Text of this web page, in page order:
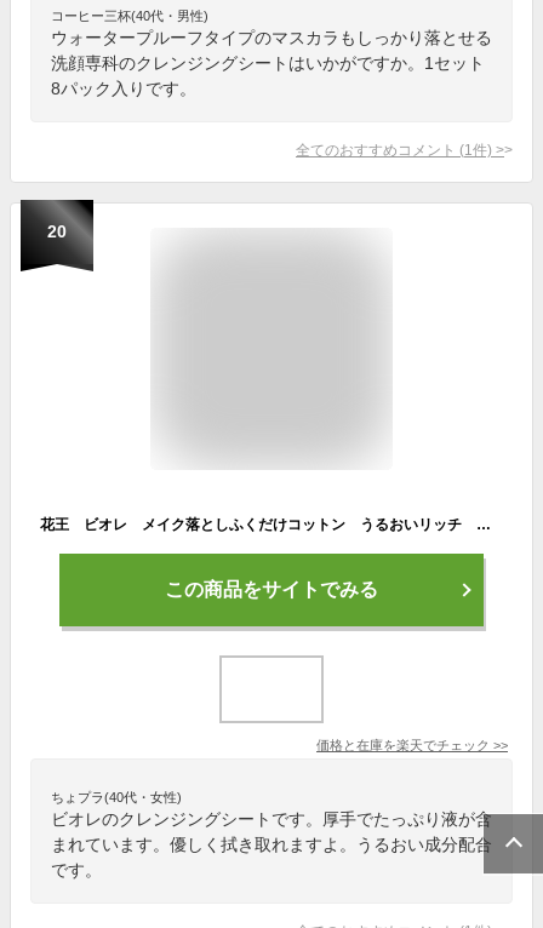
コーヒー三杯(40代・男性)
ウォータープルーフタイプのマスカラもしっかり落とせる
洗顔専科のクレンジングシートはいかがですか。1セット
8パック入りです。
全てのおすすめコメント (1 件) >
20
花王 ビオレ メイク落としふくだけコットン うるおいリッチ うるっとモイスト 携帯用 (10枚) クレンジング ふきとりシートタイプ 【kao1610T】
この商品をサイトでみる
価格と在庫を楽天でチェック >>
ちょプラ(40代・女性)
ビオレのクレンジングシートです。厚手でたっぷり液が含
まれています。優しく拭き取れますよ。うるおい成分配合
です。